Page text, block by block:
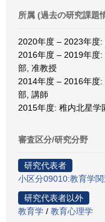
所属 (過去の研究課題
2020年度 – 2023年度
2016年度 – 2019年度
部, 准教授
2014年度 – 2016年度
部, 講師
2015年度: 稚内北星学
審査区分/研究分野
研究代表者
小区分09010:教育学関
研究代表者以外
教育学 / 教育心理学